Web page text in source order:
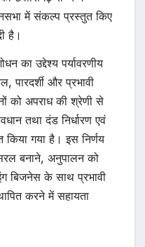
में संकल्प प्रस्तुत किए
है।
का उद्देश्य पर्यावरणीय
और प्रभावी
को अपराध की श्रेणी से
तथा दंड निर्धारण एवं
गया है। इस निर्णय
बनाने, अनुपालन को
बिजनेस के साथ प्रभावी
करने में सहायता